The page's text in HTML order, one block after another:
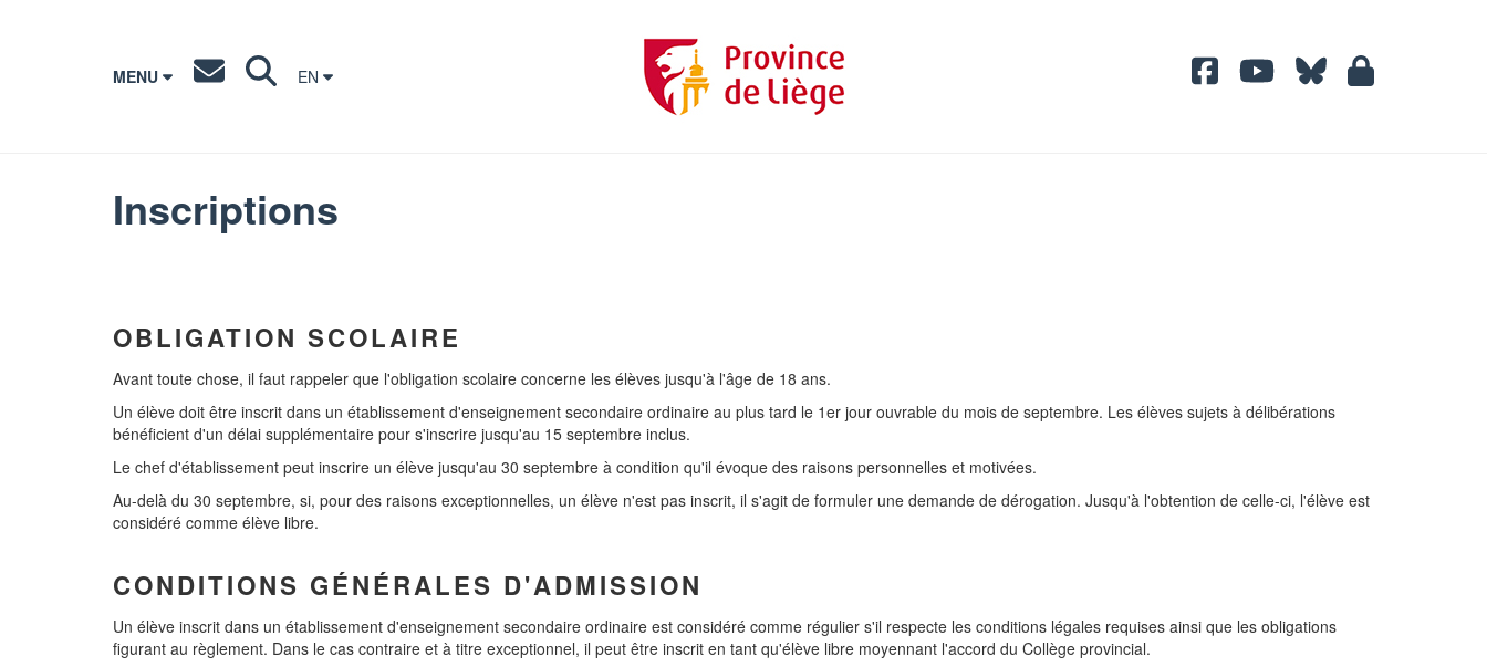
MENU EN
Inscriptions
OBLIGATION SCOLAIRE
Avant toute chose, il faut rappeler que l'obligation scolaire concerne les élèves jusqu'à l'âge de 18 ans.
Un élève doit être inscrit dans un établissement d'enseignement secondaire ordinaire au plus tard le 1er jour ouvrable du mois de septembre. Les élèves sujets à délibérations
bénéficient d'un délai supplémentaire pour s'inscrire jusqu'au 15 septembre inclus.
Le chef d'établissement peut inscrire un élève jusqu'au 30 septembre à condition qu'il évoque des raisons personnelles et motivées.
Au-delà du 30 septembre, si, pour des raisons exceptionnelles, un élève n'est pas inscrit, il s'agit de formuler une demande de dérogation. Jusqu'à l'obtention de celle-ci, l'élève est
considéré comme élève libre.
CONDITIONS GÉNÉRALES D'ADMISSION
Un élève inscrit dans un établissement d'enseignement secondaire ordinaire est considéré comme régulier s'il respecte les conditions légales requises ainsi que les obligations
figurant au règlement. Dans le cas contraire et à titre exceptionnel, il peut être inscrit en tant qu'élève libre moyennant l'accord du Collège provincial.